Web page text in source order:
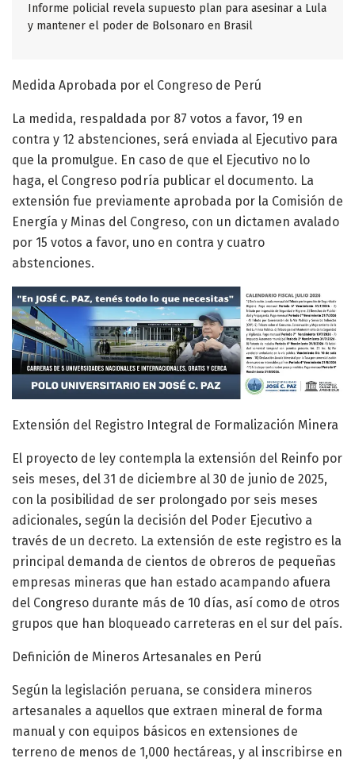
Informe policial revela supuesto plan para asesinar a Lula
y mantener el poder de Bolsonaro en Brasil
Medida Aprobada por el Congreso de Perú
La medida, respaldada por 87 votos a favor, 19 en
contra y 12 abstenciones, será enviada al Ejecutivo para
que la promulgue. En caso de que el Ejecutivo no lo
haga, el Congreso podría publicar el documento. La
extensión fue previamente aprobada por la Comisión de
Energía y Minas del Congreso, con un dictamen avalado
por 15 votos a favor, uno en contra y cuatro
abstenciones.
Extensión del Registro Integral de Formalización Minera
El proyecto de ley contempla la extensión del Reinfo por
seis meses, del 31 de diciembre al 30 de junio de 2025,
con la posibilidad de ser prolongado por seis meses
adicionales, según la decisión del Poder Ejecutivo a
través de un decreto. La extensión de este registro es la
principal demanda de cientos de obreros de pequeñas
empresas mineras que han estado acampando afuera
del Congreso durante más de 10 días, así como de otros
grupos que han bloqueado carreteras en el sur del país.
Definición de Mineros Artesanales en Perú
Según la legislación peruana, se considera mineros
artesanales a aquellos que extraen mineral de forma
manual y con equipos básicos en extensiones de
terreno de menos de 1,000 hectáreas, y al inscribirse en